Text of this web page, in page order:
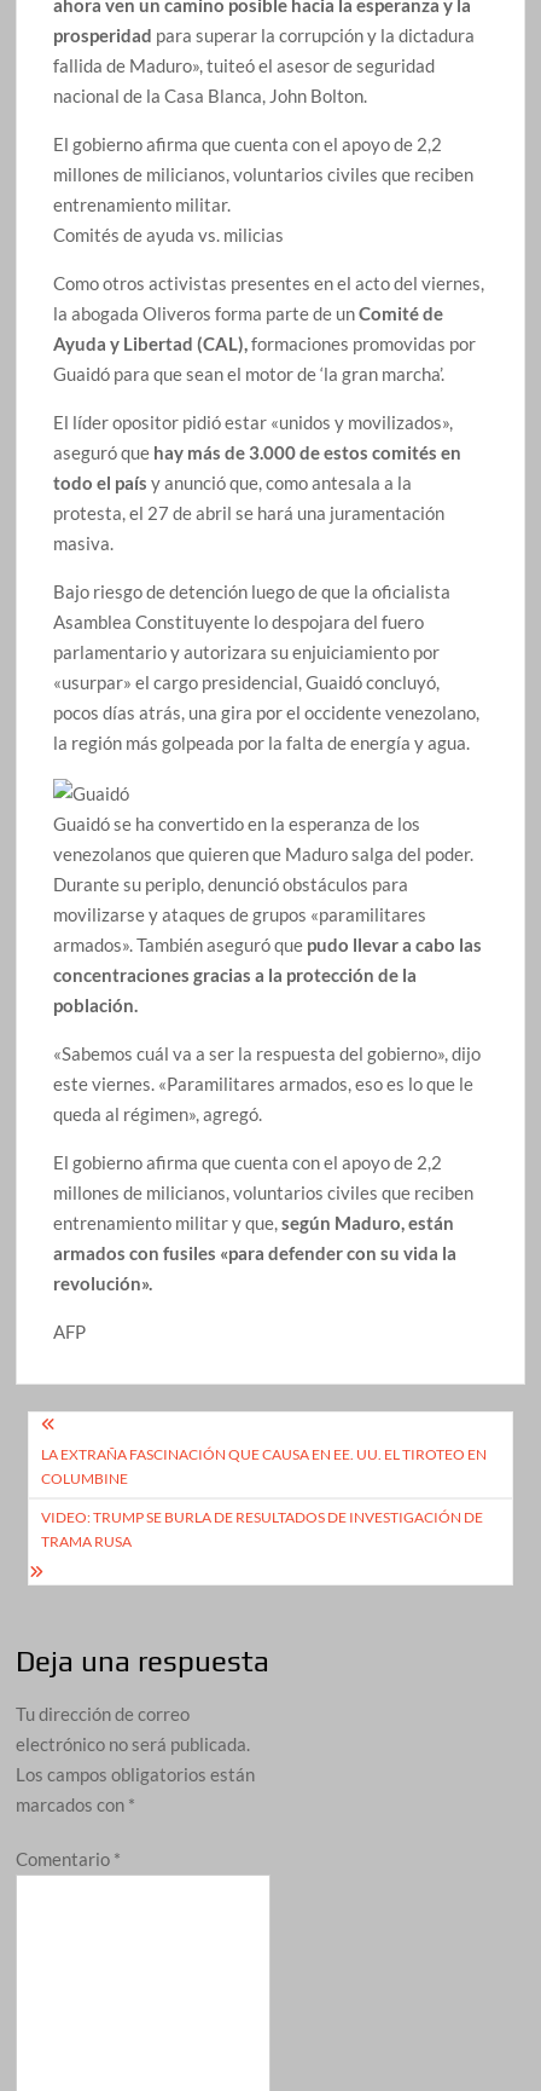
ahora ven un camino posible hacia la esperanza y la
prosperidad para superar la corrupción y la dictadura
fallida de Maduro», tuiteó el asesor de seguridad
nacional de la Casa Blanca, John Bolton.
El gobierno afirma que cuenta con el apoyo de 2,2
millones de milicianos, voluntarios civiles que reciben
entrenamiento militar.
Comités de ayuda vs. milicias
Como otros activistas presentes en el acto del viernes,
la abogada Oliveros forma parte de unComité de
Ayuda y Libertad (CAL),formaciones promovidas por
Guaidó para que sean el motor de ‘la gran marcha’.
El líder opositor pidió estar «unidos y movilizados»,
aseguró que hay más de 3.000 de estos comités en
todo el país y anunció que, como antesala a la
protesta, el 27 de abril se hará una juramentación
masiva.
Bajo riesgo de detención luego de que la oficialista
Asamblea Constituyente lo despojara del fuero
parlamentario y autorizara su enjuiciamiento por
«usurpar» el cargo presidencial, Guaidó concluyó,
pocos días atrás, una gira por el occidente venezolano,
la región más golpeada por la falta de energía y agua.
Guaidó se ha convertido en la esperanza de los
venezolanos que quieren que Maduro salga del poder.
Durante su periplo, denunció obstáculos para
movilizarse y ataques de grupos «paramilitares
armados». También aseguró que pudo llevar a cabo las
concentraciones gracias a la protección de la
población.
«Sabemos cuál va a ser la respuesta del gobierno», dijo
este viernes. «Paramilitares armados, eso es lo que le
queda al régimen», agregó.
El gobierno afirma que cuenta con el apoyo de 2,2
millones de milicianos, voluntarios civiles que reciben
entrenamiento militar y que,según Maduro, están
armados con fusiles «para defender con su vida la
revolución».
AFP
Navegación
de
entradas
LA EXTRAÑA FASCINACIÓN QUE CAUSA EN EE. UU. EL TIROTEO EN
COLUMBINE
VIDEO: TRUMP SE BURLA DE RESULTADOS DE INVESTIGACIÓN DE
TRAMA RUSA
Deja una respuesta
Tu dirección de correo
electrónico no será publicada.
Los campos obligatorios están
marcados con *
Comentario *